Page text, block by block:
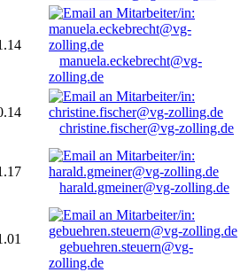
manuela.eckebrecht@vg-
zolling.de
christine.fischer@vg-zolling.de
harald.gmeiner@vg-zolling.de
gebuehren.steuern@vg-
zolling.de